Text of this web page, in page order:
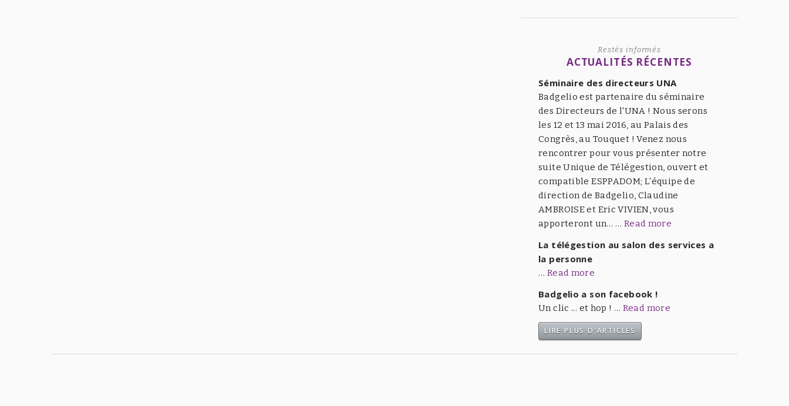
Restés informés
ACTUALITÉS RÉCENTES
Séminaire des directeurs UNA
Badgelio est partenaire du séminaire
des Directeurs de l'UNA ! Nous serons
les 12 et 13 mai 2016, au Palais des
Congrès, au Touquet ! Venez nous
rencontrer pour vous présenter notre
suite Unique de Télégestion, ouvert et
compatible ESPPADOM; L'équipe de
direction de Badgelio, Claudine
AMBROISE et Eric VIVIEN, vous
apporteront un… … Read more
La télégestion au salon des services a
la personne
… Read more
Badgelio a son facebook !
Un clic ... et hop ! … Read more
LIRE PLUS D'ARTICLES